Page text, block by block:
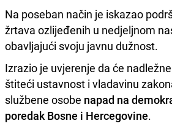
Na poseban način je iskazao
žrtava ozlijeđenih u nedjeljnom
obavljajući svoju javnu dužnost.
Izrazio je uvjerenje da će
štiteći ustavnost i vladavinu
službene osobe napad na
poredak Bosne i Hercegovine.